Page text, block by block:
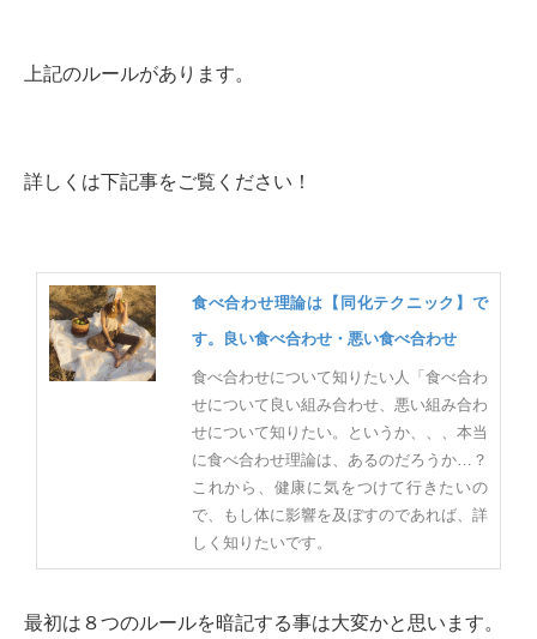
上記のルールがあります。
詳しくは下記事をご覧ください！
食べ合わせ理論は【同化テクニック】で
す。良い食べ合わせ・悪い食べ合わせ
食べ合わせについて知りたい人「食べ合わ
せについて良い組み合わせ、悪い組み合わ
せについて知りたい。というか、、、本当
に食べ合わせ理論は、あるのだろうか…？
これから、健康に気をつけて行きたいの
で、もし体に影響を及ぼすのであれば、詳
しく知りたいです。
最初は８つのルールを暗記する事は大変かと思います。